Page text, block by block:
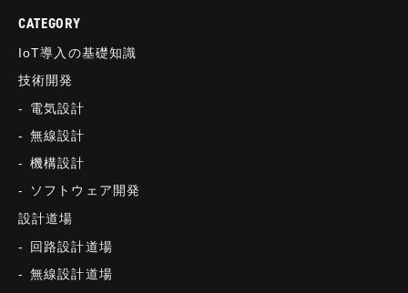
CATEGORY
IoT導入の基礎知識
技術開発
電気設計
無線設計
機構設計
ソフトウェア開発
設計道場
回路設計道場
無線設計道場